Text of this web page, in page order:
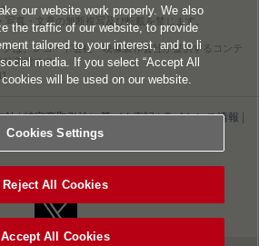
。
真・文章の無断複写及び転載を禁じます。
は、レコード会社・映像製作会社が提供するコンテ
商標です。
針|特定商取引法に基づく表記|ライセンス情報
て|Cookies Settings
our website work properly. We also
the traffic of our website, to provide
tailored to your interest, and to li
media. If you select “Accept All
will be used on our website.
Cookies Settings
Reject All Cookies
Accept All Cookies